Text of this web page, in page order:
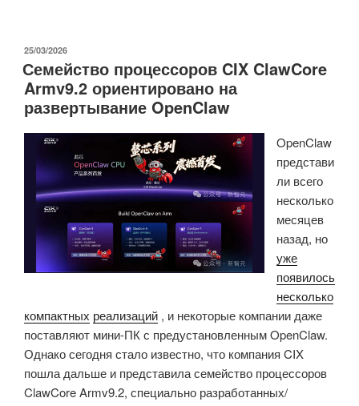
помощью
ИИ
в
Connect
SDK
и
nRF
Cloud»
ОПУБЛИКОВАНО
25/03/2026
Семейство процессоров CIX ClawCore
Armv9.2 ориентировано на
развертывание OpenClaw
OpenClaw
представи
ли всего
несколько
месяцев
назад, но
уже
появилось
несколько
компактных реализаций , и некоторые компании даже
поставляют мини-ПК с предустановленным OpenClaw.
Однако сегодня стало известно, что компания CIX
пошла дальше и представила семейство процессоров
ClawCore Armv9.2, специально разработанных/